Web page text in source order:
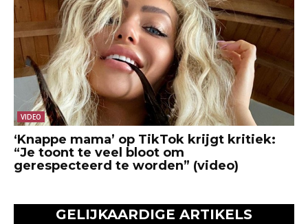
VIDEO
‘Knappe mama’ op TikTok krijgt kritiek:
“Je toont te veel bloot om
gerespecteerd te worden” (video)
GELIJKAARDIGE ARTIKELS